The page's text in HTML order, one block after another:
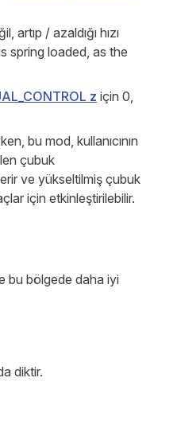
artıp / azaldığı hızı
spring loaded, as the
z için 0,
bu mod, kullanıcının
çubuk
ve yükseltilmiş çubuk
için etkinleştirilebilir.
bu bölgede daha iyi
diktir.